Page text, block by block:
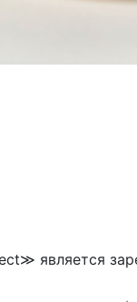
является